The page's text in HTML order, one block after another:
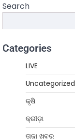
Search
Categories
LIVE
Uncategorized
କୃଷି
କ୍ରୀଡ଼ା
ତାଜା ଖବର